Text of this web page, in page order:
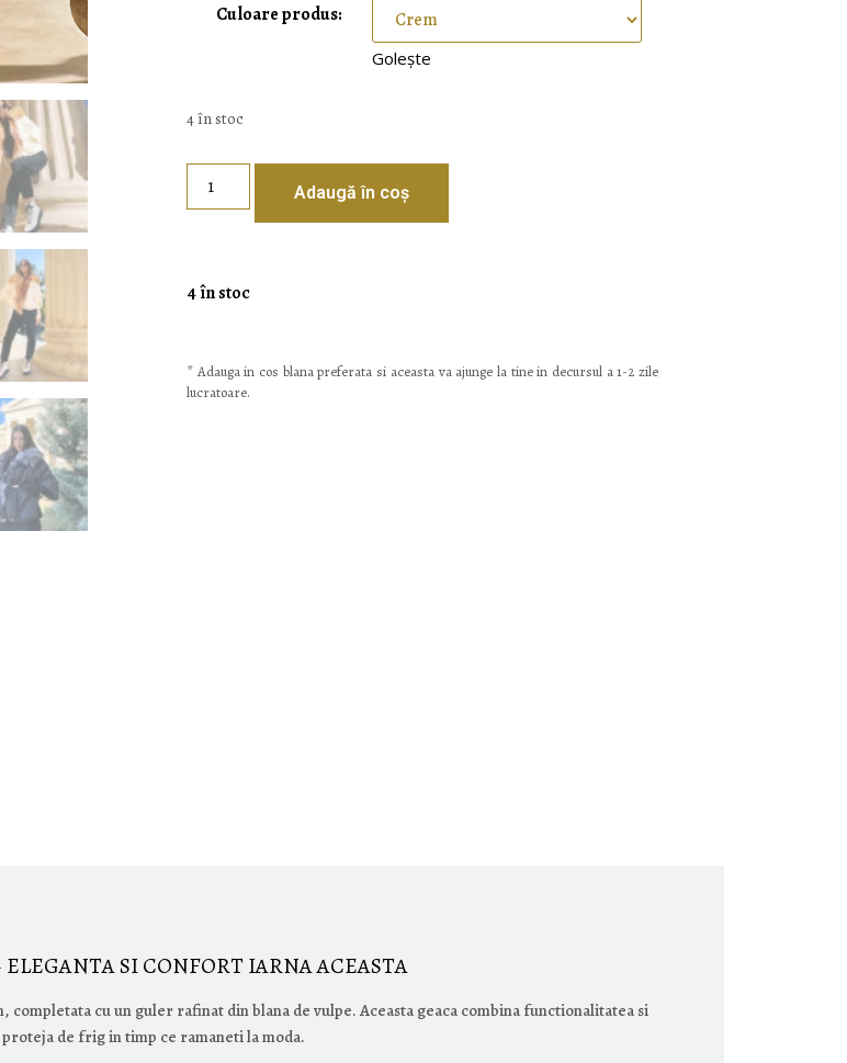
Culoare produs:
Golește
4 în stoc
Adaugă în coș
4 în stoc
* Adauga in cos blana preferata si aceasta va ajunge la tine in decursul a 1-2 zile
lucratoare.
SI CONFORT IARNA ACEASTA
cu un guler rafinat din blana de vulpe. Aceasta geaca combina functionalitatea si
de frig in timp ce ramaneti la moda.